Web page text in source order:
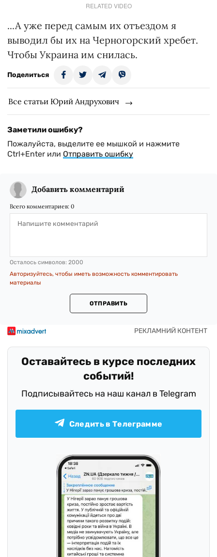
RELATED VIDEO
...А уже перед самым их отъездом я
выводил бы их на Черногорский хребет.
Чтобы Украина им снилась.
Поделиться
Все статьи Юрий Андрухович
Заметили ошибку?
Пожалуйста, выделите ее мышкой и нажмите
Ctrl+Enter или Отправить ошибку
Добавить комментарий
Всего комментариев: 0
Осталось символов: 2000
Авторизуйтесь, чтобы иметь возможность комментировать
материалы
ОТПРАВИТЬ
Оставайтесь в курсе последних
событий!
Подписывайтесь на наш канал в Telegram
Следить в Телеграмме